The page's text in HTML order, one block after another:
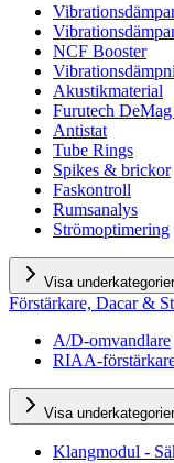
NCF Booster
Akustikmaterial
Furutech
Antistat
Tube Rings
Spikes & brickor
Faskontroll
Rumsanalys
Strömoptimering
Visa
Förstärkare, Dacar &
A/D-omvandlare
RIAA-
Visa
Klangmodul -